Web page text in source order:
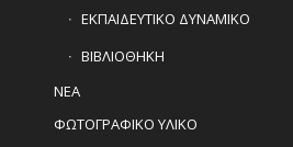
ΕΚΠΑΙΔΕΥΤΙΚΟ ΔΥΝΑΜΙΚΟ
ΒΙΒΛΙΟΘΗΚΗ
ΝΕΑ
ΦΩΤΟΓΡΑΦΙΚΟ ΥΛΙΚΟ